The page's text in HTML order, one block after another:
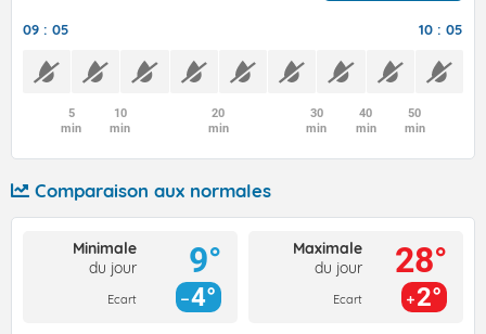
09 : 05 10 : 05
5
min
10
min
20
min
30
min
40
min
50
min
Comparaison aux normales
Minimale
du jour
Ecart
9°
4°
Maximale
du jour
Ecart
28°
2°